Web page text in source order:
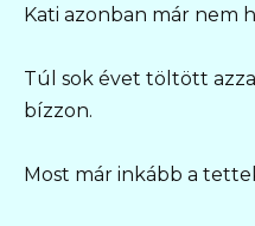
Kati azonban már nem
Túl sok évet töltött
bízzon.
Most már inkább a